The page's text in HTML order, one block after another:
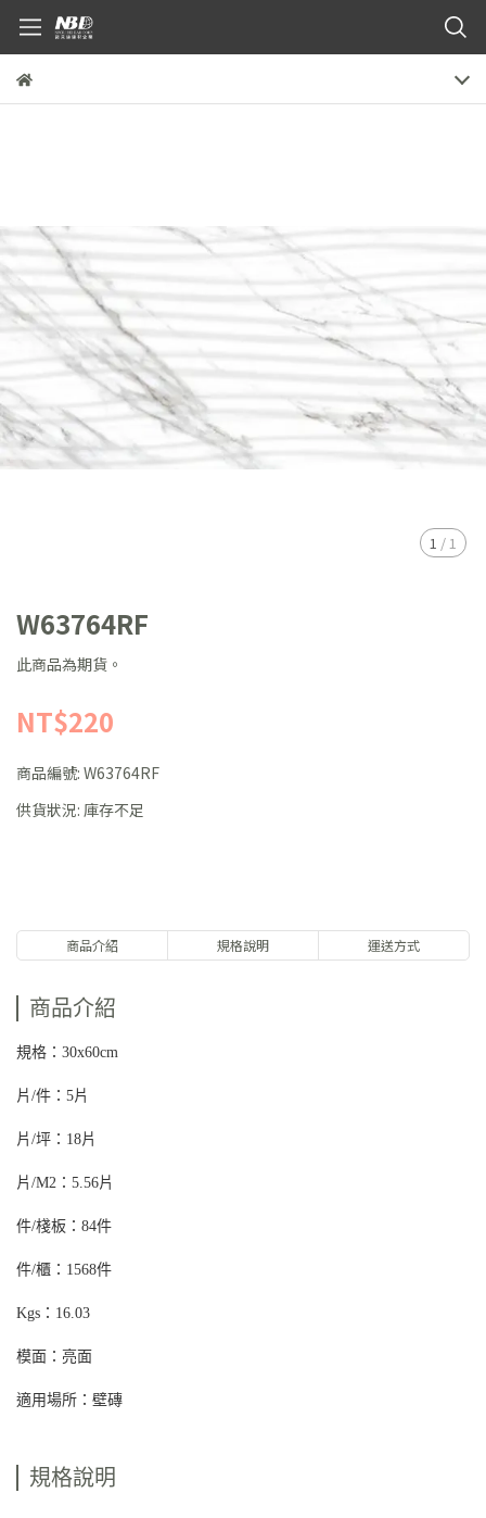
1 / 1
W63764RF
此商品為期貨。
NT$220
商品編號: W63764RF
供貨狀況: 庫存不足
商品介紹 規格說明 運送方式
商品介紹
規格：30x60cm
片/件：5片
片/坪：18片
片/M2：5.56片
件/棧板：84件
件/櫃：1568件
Kgs：16.03
模面：亮面
適用場所：壁磚
規格說明